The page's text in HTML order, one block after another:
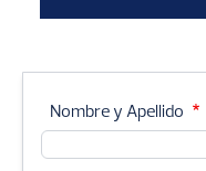
Nombre y Apellido